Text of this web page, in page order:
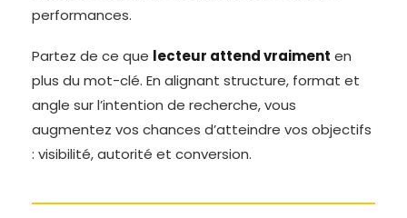
performances.
Partez de ce que lecteur attend vraiment en
plus du mot-clé. En alignant structure, format et
angle sur l’intention de recherche, vous
augmentez vos chances d’atteindre vos objectifs
: visibilité, autorité et conversion.